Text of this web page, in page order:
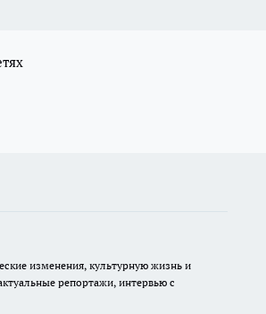
изменения, культурную жизнь и
репортажи, интервью с